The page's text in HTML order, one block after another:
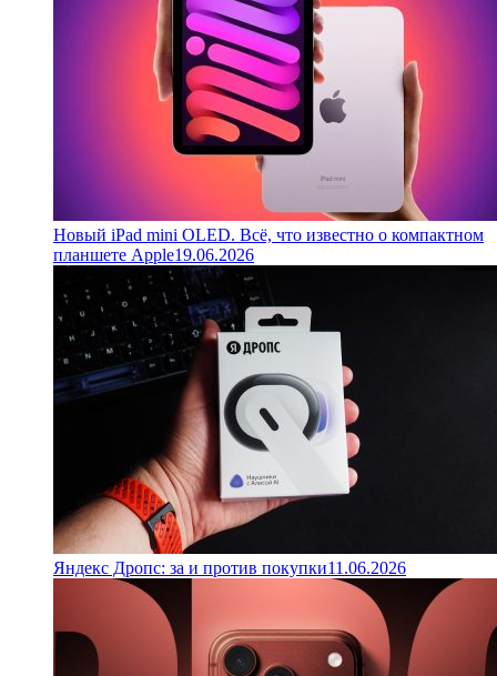
Новый iPad mini OLED. Всё, что известно о компактном
планшете Apple19.06.2026
Яндекс Дропс: за и против покупки11.06.2026